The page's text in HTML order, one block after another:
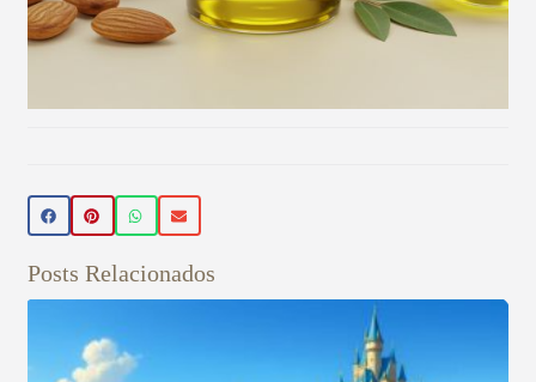
🌿 Realce sua beleza de forma natural!
Conheça nossos produtos de beleza
veganos 💚 Use o cupom PRIMEIRA15 e
ganhe 15% OFF na sua primeira compra!
Aproveite! ✨
Posts Relacionados